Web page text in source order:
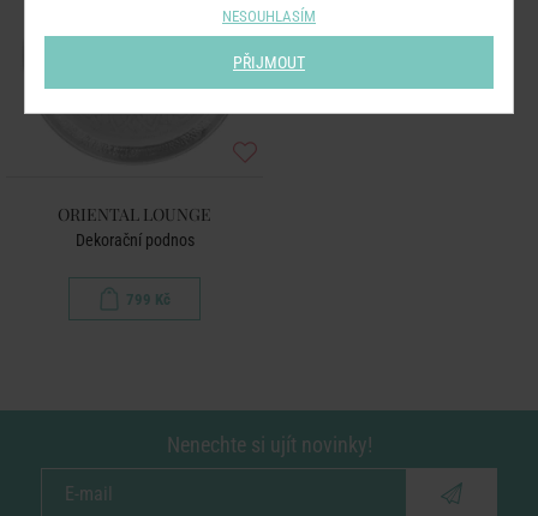
ORIENTAL LOUNGE
Dekorační podnos
799 Kč
Nenechte si ujít novinky!
NESOUHLASÍM
PŘIJMOUT